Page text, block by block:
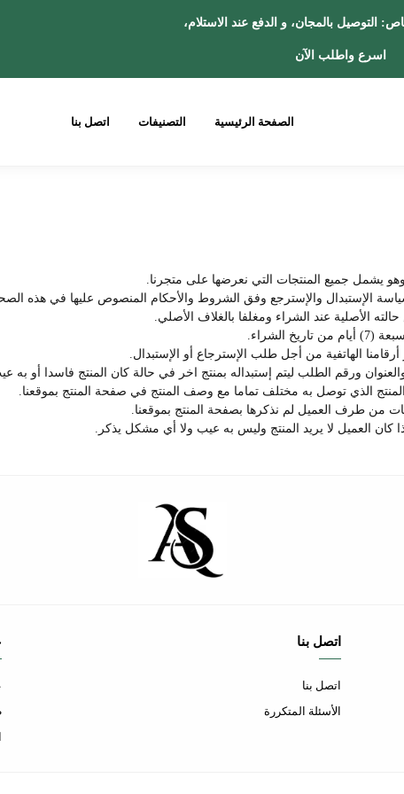
التوصيل بالمجان، و الدفع عند
اسرع واطلب الآن
الصفحة الرئيسية التصنيفات اتصل بنا
يشمل جميع المنتجات التي نعرضها على متجرنا.
الإستبدال والإسترجع وفق الشروط والأحكام المنصوص عليها في هذه
الأصلية عند الشراء ومغلفا بالغلاف الأصلي.
الهاتفية من أجل طلب الإسترجاع أو الإستبدال.
ورقم الطلب ليتم إستبداله بمنتج اخر في حالة كان المنتج فاسدا أو
الذي توصل به مختلف تماما مع وصف المنتج في صفحة المنتج بموقعنا.
من طرف العميل لم نذكرها بصفحة المنتج بموقعنا.
اتصل بنا
اتصل بنا
الأسئلة المتكررة